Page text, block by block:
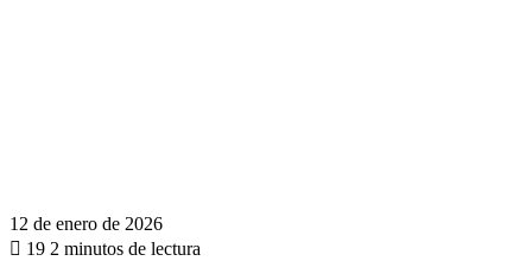
12 de enero de 2026
19 2 minutos de lectura